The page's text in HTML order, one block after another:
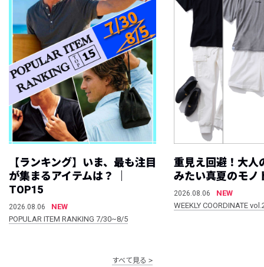
【ランキング】いま、最も注目
が集まるアイテムは？ ｜
TOP15
2026.08.06
NEW
POPULAR ITEM RANKING 7/30~8/5
重見え回避！大人
みたい真夏のモノ
2026.08.06
NEW
WEEKLY COORDINATE
すべて見る